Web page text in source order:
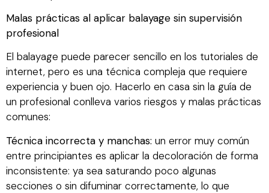
Malas prácticas al aplicar balayage sin supervisión
profesional
El balayage puede parecer sencillo en los tutoriales de
internet, pero es una técnica compleja que requiere
experiencia y buen ojo. Hacerlo en casa sin la guía de
un profesional conlleva varios riesgos y malas prácticas
comunes:
Técnica incorrecta y manchas: un error muy común
entre principiantes es aplicar la decoloración de forma
inconsistente: ya sea saturando poco algunas
secciones o sin difuminar correctamente, lo que